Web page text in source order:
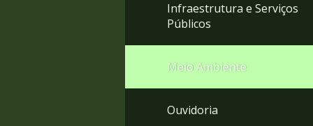
Infraestrutura e Serviços
Públicos
Meio Ambiente
Ouvidoria